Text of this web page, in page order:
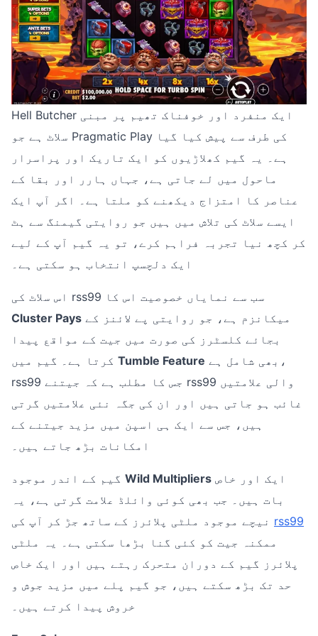
Hell Butcher ایک منفرد اور خوفناک تھیم پر مبنی
سلاٹ ہے جو Pragmatic Play کی طرف سے پیش کیا گیا
ہے۔ یہ گیم کھلاڑیوں کو ایک تاریک اور پراسرار
ماحول میں لے جاتی ہے، جہاں ہارر اور بقا کے
عناصر کا امتزاج دیکھنے کو ملتا ہے۔ اگر آپ ایک
ایسے سلاٹ کی تلاش میں ہیں جو روایتی گیمنگ سے ہٹ
کر کچھ نیا تجربہ فراہم کرے، تو یہ گیم آپ کے لیے
ایک دلچسپ انتخاب ہو سکتی ہے۔
اس سلاٹ کی rss99 سب سے نمایاں خصوصیت اس کا
Cluster Pays
بجائے کلسٹرز کی صورت میں جیت کے مواقع پیدا
Tumble Feature
rss99 جس کا مطلب ہے کہ جیتنے rss99 والی علامتیں
غائب ہو جاتی ہیں اور ان کی جگہ نئی علامتیں گرتی
ہیں، جس سے ایک ہی اسپن میں مزید جیتنے کے
امکانات بڑھ جاتے ہیں۔
Wild Multipliers
بات ہیں۔ جب بھی کوئی وائلڈ علامت گرتی ہے، یہ
rss99
ممکنہ جیت کو کئی گنا بڑھا سکتی ہے۔ یہ ملٹی
پلائرز گیم کے دوران متحرک رہتے ہیں اور ایک خاص
حد تک بڑھ سکتے ہیں، جو گیم پلے میں مزید جوش و
خروش پیدا کرتے ہیں۔